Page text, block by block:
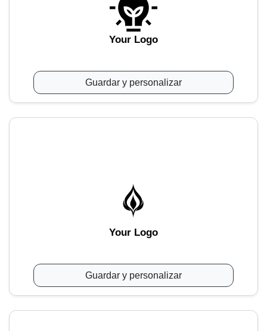
Your Logo
Guardar y personalizar
Your Logo
Guardar y personalizar